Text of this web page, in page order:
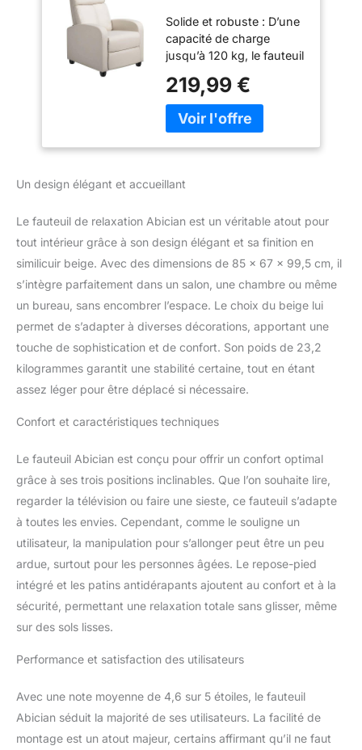
Inclinable en 3
Positions avec
Repose-Pied,
Patins
Antidérapants, pour
Salon Chambre
Bureau
Beige/Similicuir
Solide et robuste : D’une
capacité de charge
jusqu’à 120 kg, le fauteuil
structure résistante à la
compression. Divers
modes de relaxation :
assise agréable. Le
n'importe quel angle de 0
à 90 degrés. Assise de
haute densité :
épaisse, soutenu par des
ressorts élastiques, ce
fauteuil de salon offre un
soutien confortable,
apportant une
expérience d'assise
merveilleuse. Pieds
patins antidérapants, ce
pas abîmer vos sols.
Vous pouvez le déplacer
sans bruit. Coins cosy :
créant un coin privé de
détente. Salon, bureau,
chambre... Repos, film,
café, lecture... Vous
pouvez y passer du
219,99 €
Un design élégant et accueillant
Le fauteuil de relaxation Abician est un véritable atout pour
tout intérieur grâce à son design élégant et sa finition en
similicuir beige. Avec des dimensions de 85 x 67 x 99,5 cm, il
s’intègre parfaitement dans un salon, une chambre ou même
un bureau, sans encombrer l’espace. Le choix du beige lui
permet de s’adapter à diverses décorations, apportant une
touche de sophistication et de confort. Son poids de 23,2
kilogrammes garantit une stabilité certaine, tout en étant
assez léger pour être déplacé si nécessaire.
Confort et caractéristiques techniques
Le fauteuil Abician est conçu pour offrir un confort optimal
grâce à ses trois positions inclinables. Que l’on souhaite lire,
regarder la télévision ou faire une sieste, ce fauteuil s’adapte
à toutes les envies. Cependant, comme le souligne un
utilisateur, la manipulation pour s’allonger peut être un peu
ardue, surtout pour les personnes âgées. Le repose-pied
intégré et les patins antidérapants ajoutent au confort et à la
sécurité, permettant une relaxation totale sans glisser, même
sur des sols lisses.
Performance et satisfaction des utilisateurs
Avec une note moyenne de 4,6 sur 5 étoiles, le fauteuil
Abician séduit la majorité de ses utilisateurs. La facilité de
montage est un atout majeur, certains affirmant qu’il ne faut